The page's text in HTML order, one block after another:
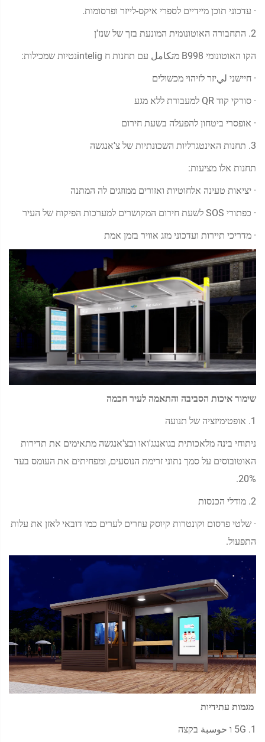
· עדכוני תוכן מיידיים לספרי איקס-לייזר ופרסומות.
2. התחבורה האוטונומית המונעת בזך של שנז'ן
הקו האוטונומי B998 מتكامل עם תחנות ח inteligנטיות שמכילות:
· חיישני ليיזר לזיהוי מכשולים
· סורקי קוד QR למעבורת ללא מגע
· אופסרי ביטחון להפעלה בשעת חירום
3. תחנות האינטגרליות השכונתיות של צ'אנגשה
תחנות אלו מציעות:
· יציאות טעינה אלחוטיות ואזורים ממוזגים לה המתנה
· כפתורי SOS לשעת חירום המקושרים למערכות הפיקוח של העיר
· מדריכי תיירות ועדכוני מזג אוויר בזמן אמת
שימור איכות הסביבה והתאמה לעיר חכמה
1. אופטימיזציה של תנועה
ניתוחי בינה מלאכותית בגואנגג'ואו ובצ'אנגשה מתאימים את תדירות
האוטובוסים על סמך נתוני זרימת הנוסעים, ומפחיתים את העומס בעד
20%.
2. מודלי הכנסות
· שלטי פרסום וקונטרות קיוסק עוזרים לערים כמו דובאי לאזן את עלות
התפעול.
מגמות עתידיות
1. 5G ו حوسبة בקצה